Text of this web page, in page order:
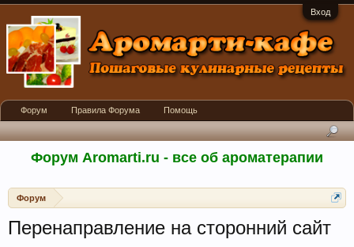
Вход
Форум Aromarti.ru - все об ароматерапии
Форум
Перенаправление на сторонний сайт
Форум Правила Форума Помощь